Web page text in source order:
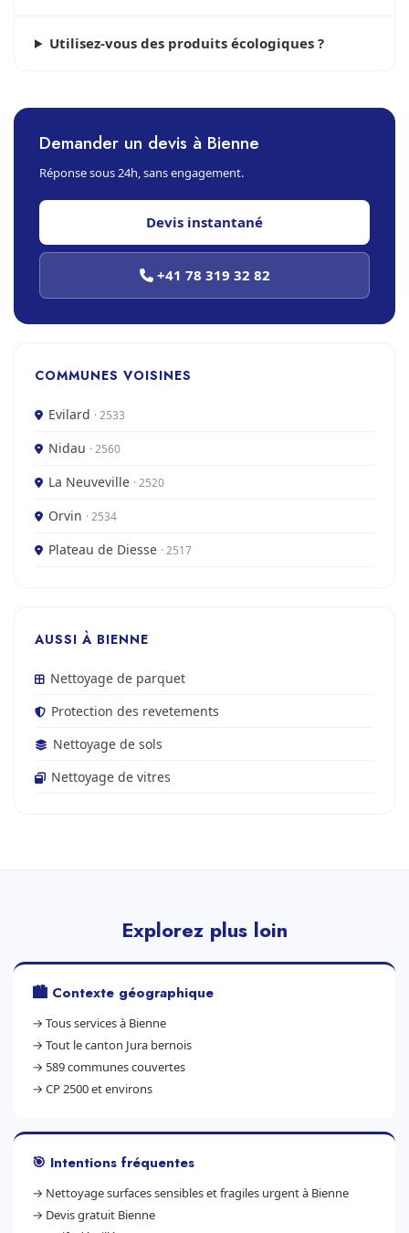
Utilisez-vous des produits écologiques ?
Demander un devis à Bienne
Réponse sous 24h, sans engagement.
Devis instantané
+41 78 319 32 82
COMMUNES VOISINES
Evilard · 2533
Nidau · 2560
La Neuveville · 2520
Orvin · 2534
Plateau de Diesse · 2517
AUSSI À BIENNE
Nettoyage de parquet
Protection des revetements
Nettoyage de sols
Nettoyage de vitres
Explorez plus loin
🏙️ Contexte géographique
→ Tous services à Bienne
→ Tout le canton Jura bernois
→ 589 communes couvertes
→ CP 2500 et environs
🎯 Intentions fréquentes
→ Nettoyage surfaces sensibles et fragiles urgent à Bienne
→ Devis gratuit Bienne